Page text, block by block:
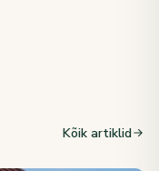
Kõik artiklid